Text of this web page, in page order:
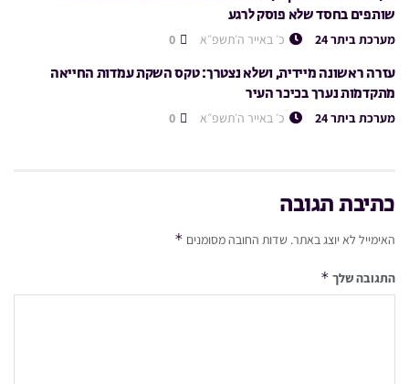
שותפים בחסד שלא פוסק לרגע
מערכת ביתר 24 כ׳ באייר ה׳תשפ״א
עזרה ראשונה מיידית, ושלא נצטרך: טקס השקת עמדות החייאה
מתקדמות נערך בכיכר העיר
מערכת ביתר 24 כ׳ באייר ה׳תשפ״א
כתיבת תגובה
האימייל לא יוצג באתר. שדות החובה מסומנים *
התגובה שלך *